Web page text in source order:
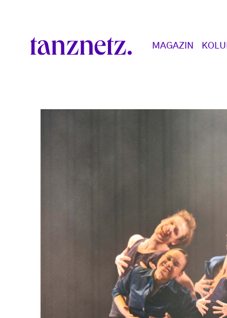
Main navigation
MAGAZIN